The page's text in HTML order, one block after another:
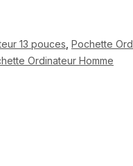
13 pouces Pochette
Ordinateur Homme